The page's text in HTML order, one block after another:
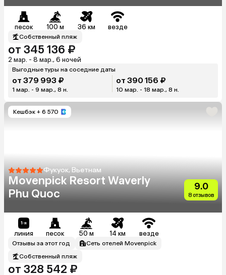
песок 100 м 36 км везде
Собственный пляж
от 345 136 ₽
2 мар. - 8 мар., 6 ночей
Выгодные туры на соседние даты
от 379 993 ₽
1 мар. - 9 мар., 8 н.
от 390 156 ₽
10 мар. - 18 мар., 8 н.
Кешбэк + 6 570
Фукуок, Вьетнам
Movenpick Resort Waverly
Phu Quoc
9.0
8 отзывов
линия песок 50 м 14 км везде
Отзывы за этот год
Сеть отелей Movenpick
Собственный пляж
от 328 542 ₽